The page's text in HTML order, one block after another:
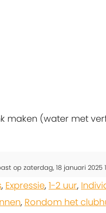
maken (water met
op zaterdag, 18 januari 2025
, Expressie, 1-2 uur,
, Rondom het